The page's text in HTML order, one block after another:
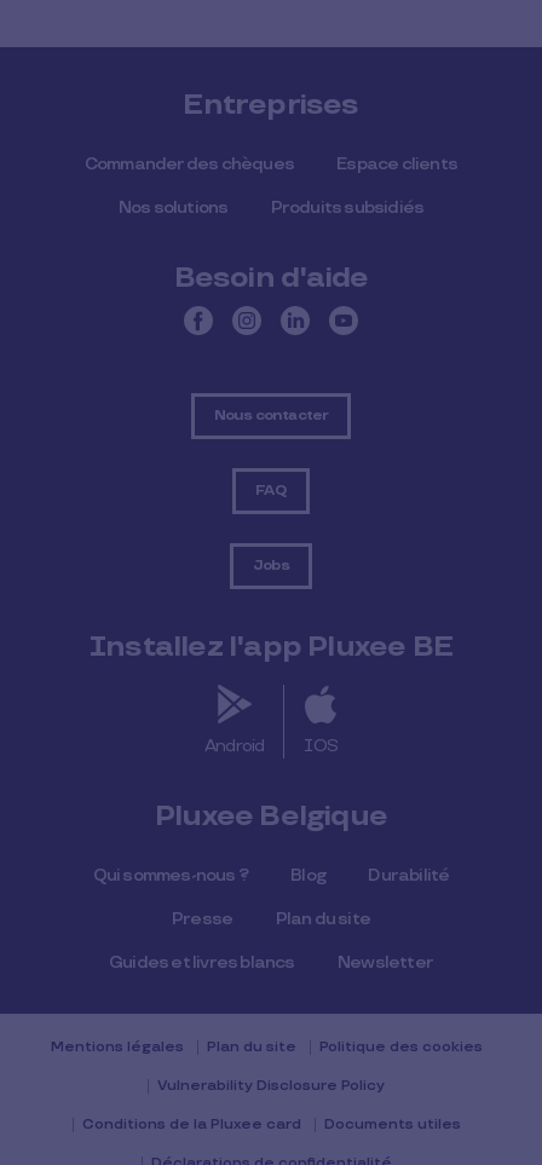
Entreprises
Commander des chèques Espace clients
Nos solutions Produits subsidiés
Besoin d'aide
Nous contacter
FAQ
Jobs
Installez l'app Pluxee BE
Android IOS
Pluxee Belgique
Qui sommes-nous ? Blog Durabilité
Presse Plan du site
Guides et livres blancs Newsletter
Mentions légales Plan du site Politique des cookies
Vulnerability Disclosure Policy
Conditions de la Pluxee card Documents utiles